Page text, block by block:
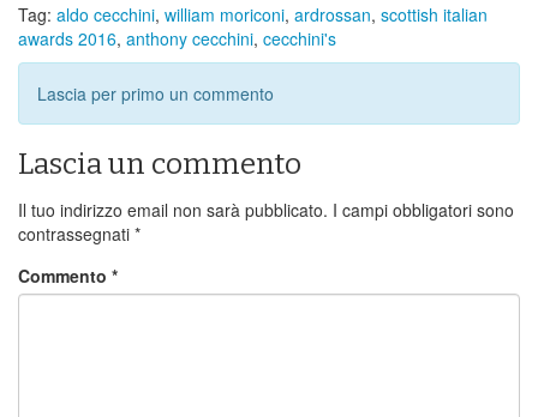
Tag: aldo cecchini, william moriconi, ardrossan, scottish italian
awards 2016, anthony cecchini, cecchini's
Lascia per primo un commento
Lascia un commento
Il tuo indirizzo email non sarà pubblicato. I campi obbligatori sono
contrassegnati *
Commento *